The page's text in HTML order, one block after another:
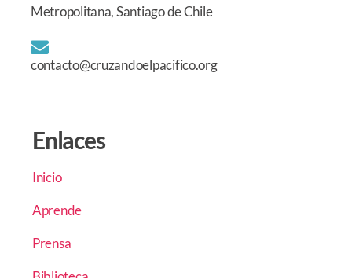
Metropolitana, Santiago de Chile
contacto@cruzandoelpacifico.org
Enlaces
Inicio
Aprende
Prensa